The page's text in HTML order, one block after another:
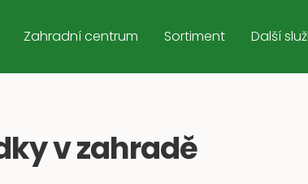
Zahradní centrum Sortiment Další
v zahradě